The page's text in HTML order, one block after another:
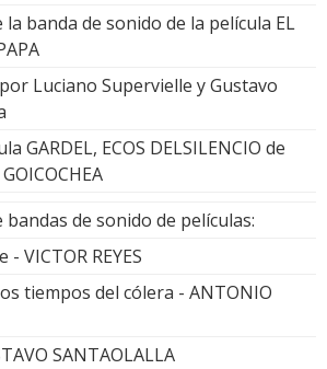
la banda de sonido de la película EL
Luciano Supervielle y Gustavo
GARDEL, ECOS DELSILENCIO de
bandas de sonido de películas:
VICTOR REYES
tiempos del cólera - ANTONIO
SANTAOLALLA